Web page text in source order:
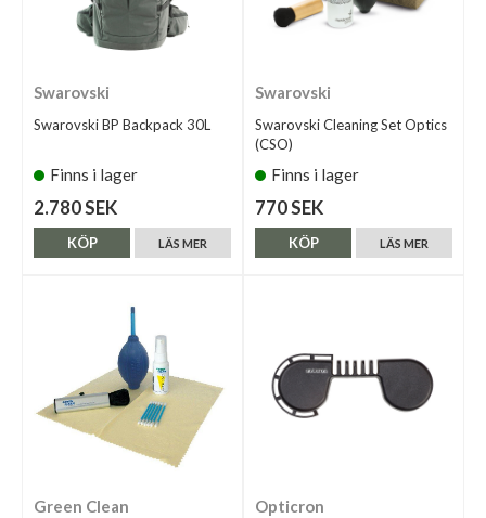
Swarovski
Swarovski BP Backpack 30L
Finns i lager
2.780 SEK
LÄS MER
KÖP
Swarovski
Swarovski Cleaning Set Optics
(CSO)
Finns i lager
770 SEK
LÄS MER
KÖP
Green Clean Opticron